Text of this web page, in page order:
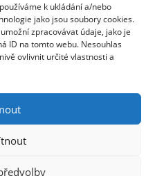
k ukládání a/nebo
jako jsou soubory cookies.
zpracovávat údaje, jako je
ID na tomto webu. Nesouhlas
ovlivnit určité vlastnosti a
aktivit již od roku 1990.
připravujeme studijní
kraji a také ve většině
změny,
účetní problematiku škol